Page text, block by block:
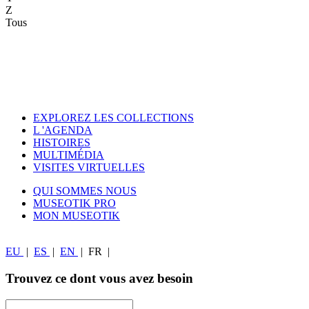
Z
Tous
EXPLOREZ LES COLLECTIONS
L 'AGENDA
HISTOIRES
MULTIMÉDIA
VISITES VIRTUELLES
QUI SOMMES NOUS
MUSEOTIK PRO
MON MUSEOTIK
EU ES EN FR
Trouvez ce dont vous avez besoin